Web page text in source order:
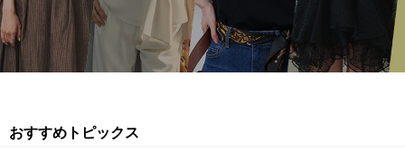
おすすめトピックス